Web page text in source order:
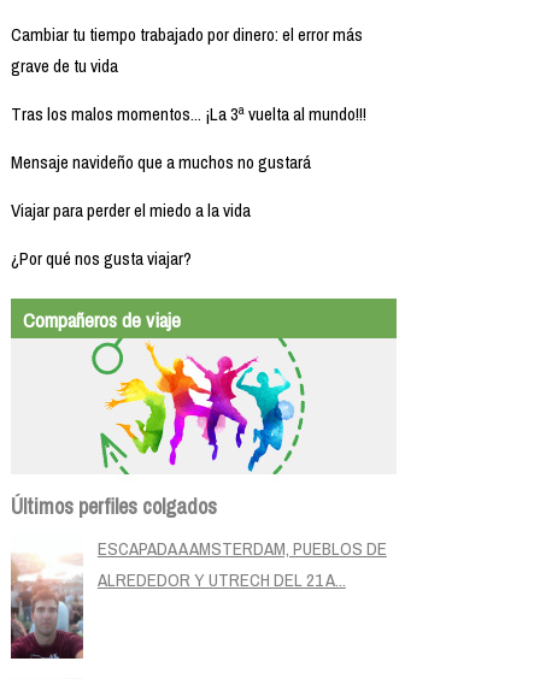
Cambiar tu tiempo trabajado por dinero: el error más
grave de tu vida
Tras los malos momentos... ¡La 3ª vuelta al mundo!!!
Mensaje navideño que a muchos no gustará
Viajar para perder el miedo a la vida
¿Por qué nos gusta viajar?
Compañeros de viaje
Últimos perfiles colgados
ESCAPADA A AMSTERDAM, PUEBLOS DE
ALREDEDOR Y UTRECH DEL 21 A...